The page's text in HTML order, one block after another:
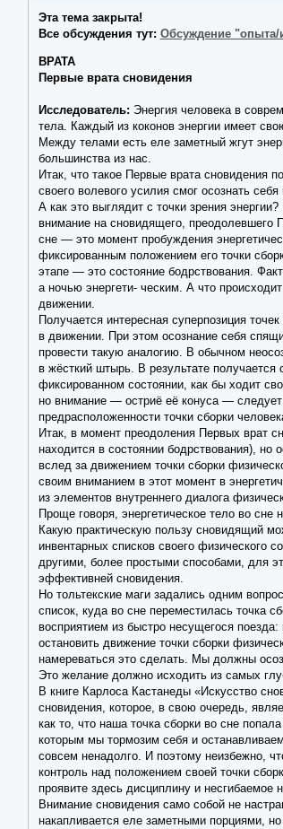
Эта тема закрыта!
Все обсуждения тут: Обсуждение "опыта/
ВРАТА
Первые врата сновидения
Исследователь: Энергия человека в
тела. Каждый из коконов энергии имеет
Между телами есть еле заметный жгут
большинства из нас.
Итак, что такое Первые врата сновидения
своего волевого усилия смог осознать
А как это выглядит с точки зрения
внимание на сновидящего, преодолевшего
сне — это момент пробуждения
фиксированным положением его точки
этапе — это состояние бодрствования.
а ночью энергети- ческим. А что
движении.
Получается интересная суперпозиция
в движении. При этом осознание себя
провести такую аналогию. В обычном
в жёсткий штырь. В результате
фиксированном состоянии, как бы ходит
но внимание — остриё её конуса — следует
предрасположенности точки сборки
Итак, в момент преодоления Первых врат
находится в состоянии бодрствования), но
вслед за движением точки сборки
своим вниманием в этот момент в
из элементов внутреннего диалога
Проще говоря, энергетическое тело во сне
Какую практическую пользу сновидящий
инвентарных списков своего физического
другими, более простыми способами, для
эффективней сновидения.
Но тольтекские маги задались одним
список, куда во сне переместилась точка
восприятием из быстро несущегося
остановить движение точки сборки
намереваться это сделать. Мы должны
Это желание должно исходить из самых
В книге Карлоса Кастанеды «Искусство
сновидения, которое, в свою очередь,
как то, что наша точка сборки во сне
которым мы тормозим себя и
совсем ненадолго. И поэтому неизбежно,
контроль над положением своей точки
проявите здесь дисциплину и несгибаемое
Внимание сновидения само собой не
накапливается еле заметными порциями,